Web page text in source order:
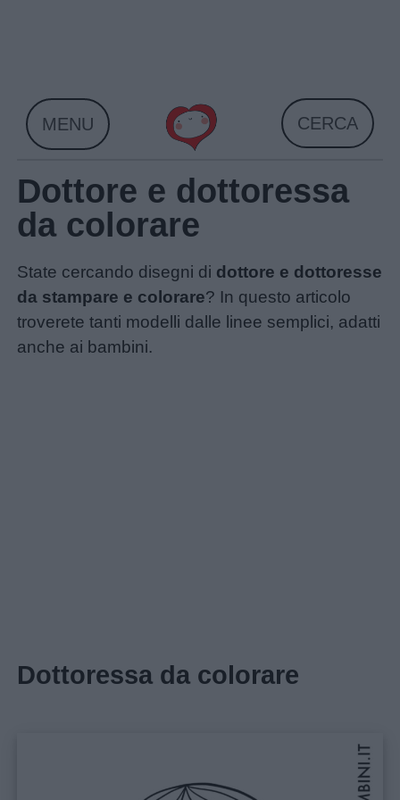
MENU CERCA
Dottore e dottoressa
da colorare
State cercando disegni di dottore e dottoresse
da stampare e colorare? In questo articolo
troverete tanti modelli dalle linee semplici, adatti
anche ai bambini.
Dottoressa da colorare